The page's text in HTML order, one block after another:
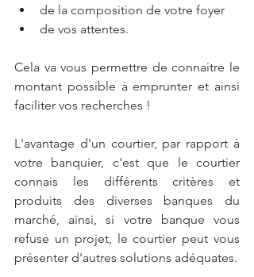
de la composition de votre foyer
de vos attentes.
Cela va vous permettre de connaitre le
montant possible à emprunter et ainsi
faciliter vos recherches !
L'avantage d'un courtier, par rapport à
votre banquier, c'est que le courtier
connais les différents critères et
produits des diverses banques du
marché, ainsi, si votre banque vous
présenter d'autres solutions adéquates